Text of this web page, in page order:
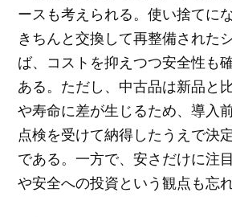
ースも考えられる。使い捨てに
きちんと交換して再整備された
ば、コストを抑えつつ安全性も
ある。ただし、中古品は新品と
や寿命に差が生じるため、導入
点検を受けて納得したうえで決
である。一方で、安さだけに注
や安全への投資という観点も忘